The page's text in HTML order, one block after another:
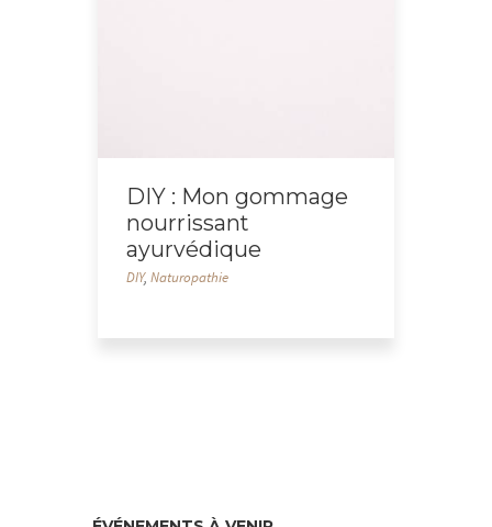
DIY : Mon gommage
nourrissant
ayurvédique
DIY,Naturopathie